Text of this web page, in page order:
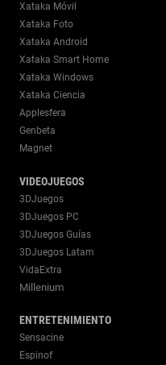
Xataka Móvil
Xataka Foto
Xataka Android
Xataka Smart Home
Xataka Windows
Xataka Ciencia
Applesfera
Genbeta
Magnet
VIDEOJUEGOS
3DJuegos
3DJuegos PC
3DJuegos Guías
3DJuegos Latam
VidaExtra
Millenium
ENTRETENIMIENTO
Sensacine
Espinof